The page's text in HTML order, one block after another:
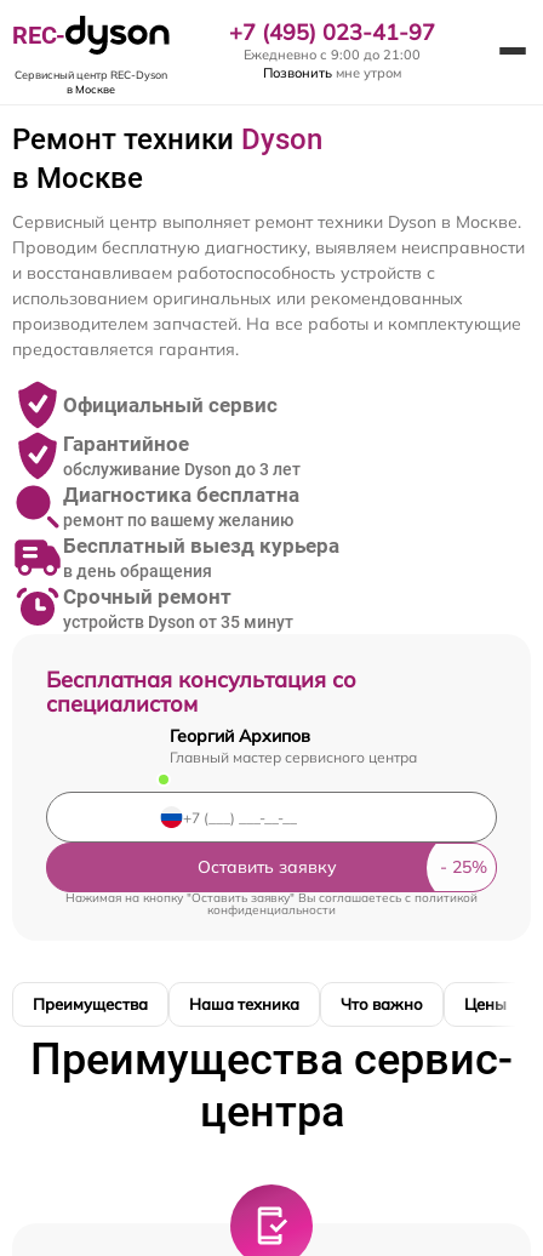
REC-
Сервисный центр REC-Dyson
в Москве
+7 (495) 023-41-97
Ежедневно с 9:00 до 21:00
Позвонить мне утром
Ремонт техники Dyson
в Москве
Бесплатная консультация со
специалистом
Георгий Архипов
Главный мастер сервисного центра
Оставить заявку
Нажимая на кнопку "Оставить заявку" Вы соглашаетесь cполитикой
конфиденциальности
Сервисный центр выполняет ремонт техники Dyson в Москве.
Проводим бесплатную диагностику, выявляем неисправности
и восстанавливаем работоспособность устройств с
использованием оригинальных или рекомендованных
производителем запчастей. На все работы и комплектующие
предоставляется гарантия.
Официальный сервис
Гарантийное
обслуживание Dyson до 3 лет
Диагностика бесплатна
ремонт по вашему желанию
Бесплатный выезд курьера
в день обращения
Срочный ремонт
устройств Dyson от 35 минут
Преимущества Наша техника Что важно Цены
Преимущества сервис-
центра